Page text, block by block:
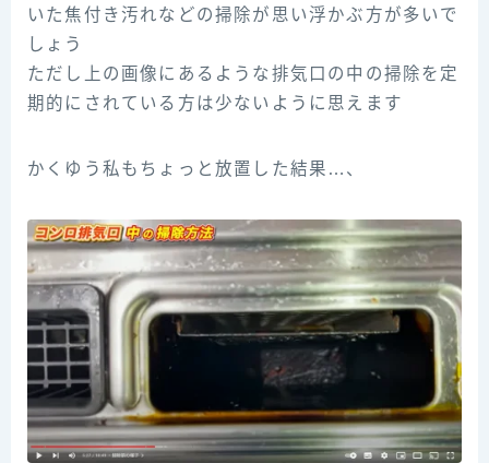
いた焦付き汚れなどの掃除が思い浮かぶ方が多いで
しょう
ただし上の画像にあるような排気口の中の掃除を定
期的にされている方は少ないように思えます
かくゆう私もちょっと放置した結果…、